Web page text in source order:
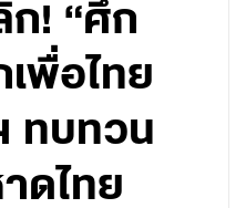
ก! “ศึก
เพื่อไทย
ทบทวน
ดไทย